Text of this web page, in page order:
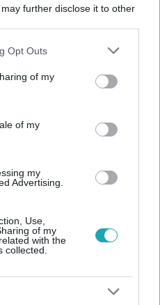
further disclose it to other
uses one or more Google
behaviour. You may click to
and its third-party tags to
purposes in below Google
Opt Outs
of my
of my
my
Advertising.
Use,
of my
with the
collected.